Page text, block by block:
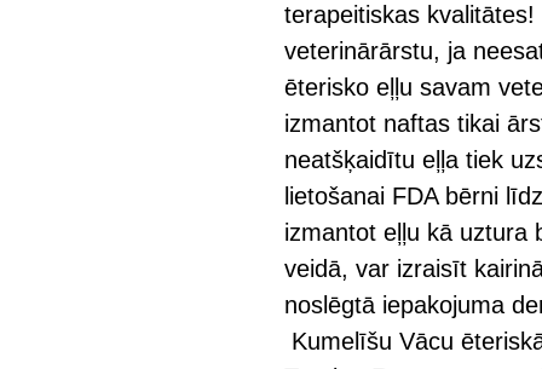
terapeitiskas
veterinārārstu, ja
ēterisko eļļu savam
izmantot naftas tikai
neatšķaidītu eļļa tiek
lietošanai FDA bērni
izmantot eļļu kā uztura
veidā, var izraisīt
noslēgtā iepakojuma
Kumelīšu Vācu